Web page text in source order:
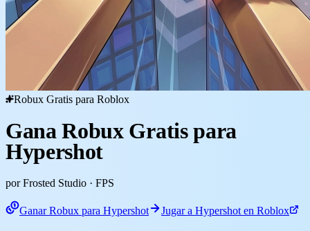
Robux Gratis para Roblox
Gana Robux Gratis para
Hypershot
por Frosted Studio · FPS
Ganar Robux para Hypershot Jugar a Hypershot en Roblox